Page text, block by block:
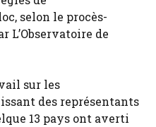
selon le procès-
L’Observatoire de
sur les
des représentants
13 pays ont averti